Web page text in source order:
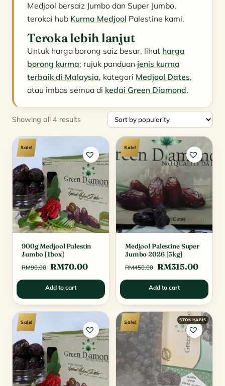
Medjool bersaiz Jumbo dan Super Jumbo,
terokai hub Kurma Medjool Palestine kami.
Teroka lebih lanjut
Untuk harga borong saiz besar, lihat harga
borong kurma; rujuk panduan jenis kurma
terbaik di Malaysia, kategori Medjool Dates,
atau imbas semua di kedai Green Diamond.
Showing all 4 resultsSorted
popularity
Sale!
900g Medjool Palestin
Jumbo [1box]
RM90.00 Original
price
was:
RM90.00.
RM70.00Current
price
RM70.00.
Add to cart
Sale!
Medjool Palestine Super
Jumbo 2026 [5kg]
RM450.00 Original
price
was:
RM450.00.
RM315.00
price
Add to cart
Sale! Sale!